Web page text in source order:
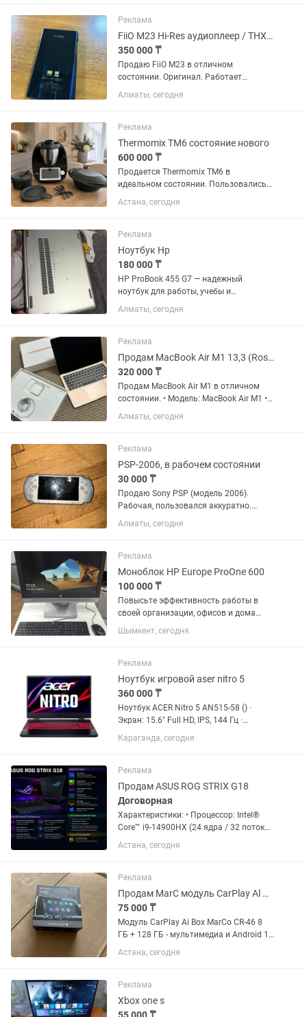
RTX 2050 4 ГБ ...
Реклама
FiiO M23 Hi-Res аудиоплеер / THX AAA
350 000 ₸
Продаю FiiO M23 в отличном
состоянии. Оригинал. Работает
идеально, без проблем , в ремонте не
Алматы, сегодня
Реклама
Thermomix TM6 состояние нового
600 000 ₸
Продается Thermomix TM6 в
идеальном состоянии. Пользовались
очень редко, поэтому прибор
практически как новый. Полностью
дефектов. В комплекте: Thermomix
TM6...
Астана, сегодня
Реклама
Ноутбук Hp
180 000 ₸
HP ProBook 455 G7 — надежный
ноутбук для работы, учебы и
повседневных задач. ✔ Процессор
AMD Ryzen ✔ Быстрая работа,
интернета, фильмов и учебы. ✔ Экран
без...
Алматы, сегодня
Реклама
Продам MacBook Air M1 13,3 (Rose Gold)
320 000 ₸
Продам MacBook Air M1 в отличном
состоянии. • Модель: MacBook Air M1 •
Экран: 13.3 • Оперативная память: 8 ГБ
• SSD: 256 ГБ • Цвет: Rose Gold
очень редко, состояние...
Алматы, сегодня
Реклама
PSP-2006, в рабочем состоянии
30 000 ₸
Продаю Sony PSP (модель 2006).
Рабочая, пользовался аккуратно.
Консоль прошита — можно
закидывать игры на карту памяти и
эмуляторы старых приставок (Sega,
Dendy, PS1...
Алматы, сегодня
Реклама
Моноблок HP Europe ProOne 600
100 000 ₸
Повысьте эффективность работы в
своей организации, офисов и дома
Моноблок HP ProOne 600
демонстрирует новый уровень
использовать и как полноценный ПК
Элегантный и...
Шымкент, сегодня
Реклама
Ноутбук игровой aser nitro 5
360 000 ₸
Ноутбук ACER Nitro 5 AN515-58 () ·
Экран: 15.6" Full HD, IPS, 144 Гц ·
Процессор: Intel Core i5-12450H (12-е
поколение) · Память: 16 ГБ ОЗУ ·
Караганда, сегодня
Реклама
Продам ASUS ROG STRIX G18
Договорная
Характеристики: • Процессор: Intel®️
Core™️ i9-14900HX (24 ядра / 32 потока,
до 5.8 ГГц) • Видеокарта: NVIDIA
GeForce RTX 5070 8 ГБ GDDR7 •
Накопитель: SSD NVMe 1 ТБ...
Астана, сегодня
Реклама
Продам MarC модуль CarPlay Al Box 8Gb128Gb Android 13 CR-46
75 000 ₸
Модуль CarPlay Ai Box MarCo CR-46 8
ГБ + 128 ГБ - мультимедиа и Android 13
в вашей машине Превратите обычную
магнитолу в полноценную смарт-
CarPlay Ai BoxCR-46....
Астана, сегодня
Реклама
Xbox one s